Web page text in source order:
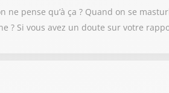
pense qu’à ça ? Quand on se
? Si vous avez un doute sur votre